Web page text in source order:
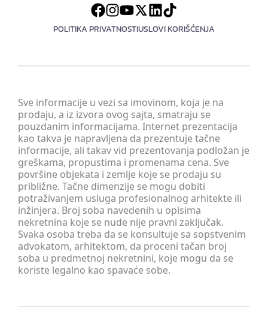
POLITIKA PRIVATNOSTIUSLOVI KORIŠĆENJA
Sve informacije u vezi sa imovinom, koja je na
prodaju, a iz izvora ovog sajta, smatraju se
pouzdanim informacijama. Internet prezentacija
kao takva je napravljena da prezentuje tačne
informacije, ali takav vid prezentovanja podložan je
greškama, propustima i promenama cena. Sve
površine objekata i zemlje koje se prodaju su
približne. Tačne dimenzije se mogu dobiti
potraživanjem usluga profesionalnog arhitekte ili
inžinjera. Broj soba navedenih u opisima
nekretnina koje se nude nije pravni zaključak.
Svaka osoba treba da se konsultuje sa sopstvenim
advokatom, arhitektom, da proceni tačan broj
soba u predmetnoj nekretnini, koje mogu da se
koriste legalno kao spavaće sobe.